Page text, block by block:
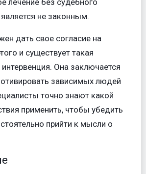
не законным.
дать свое согласие на
и существует такая
Она заключается
зависимых людей
точно знают какой
применить, чтобы убедить
прийти к мысли о